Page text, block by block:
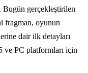
Bugün gerçekleştirilen
fragman, oyunun
dair ilk detayları
ve PC platformları için